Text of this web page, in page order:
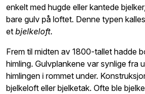
enkelt med hugde eller kantede
bare gulv på loftet. Denne typen
et bjelkeloft.
Frem til midten av 1800-tallet hadde
himling. Gulvplankene var synlige fra
himlingen i rommet under.
bjelkeloft eller bjelketak. Ofte ble